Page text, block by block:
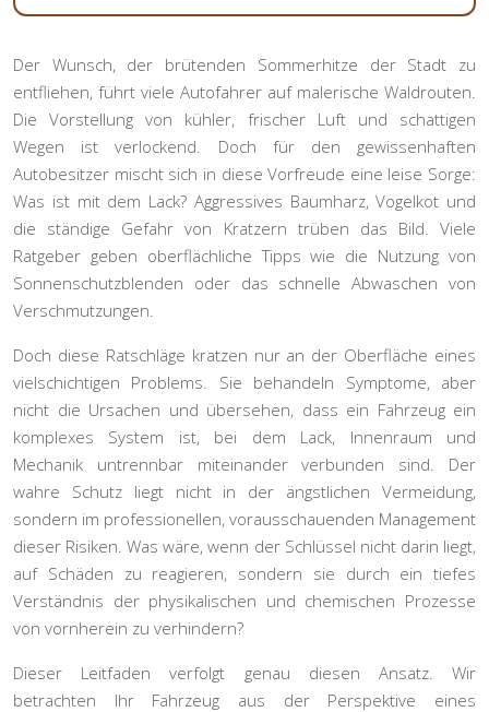
Der Wunsch, der brütenden Sommerhitze der Stadt zu
entfliehen, führt viele Autofahrer auf malerische Waldrouten.
Die Vorstellung von kühler, frischer Luft und schattigen
Wegen ist verlockend. Doch für den gewissenhaften
Autobesitzer mischt sich in diese Vorfreude eine leise Sorge:
Was ist mit dem Lack? Aggressives Baumharz, Vogelkot und
die ständige Gefahr von Kratzern trüben das Bild. Viele
Ratgeber geben oberflächliche Tipps wie die Nutzung von
Sonnenschutzblenden oder das schnelle Abwaschen von
Verschmutzungen.
Doch diese Ratschläge kratzen nur an der Oberfläche eines
vielschichtigen Problems. Sie behandeln Symptome, aber
nicht die Ursachen und übersehen, dass ein Fahrzeug ein
komplexes System ist, bei dem Lack, Innenraum und
Mechanik untrennbar miteinander verbunden sind. Der
wahre Schutz liegt nicht in der ängstlichen Vermeidung,
sondern im professionellen, vorausschauenden Management
dieser Risiken. Was wäre, wenn der Schlüssel nicht darin liegt,
auf Schäden zu reagieren, sondern sie durch ein tiefes
Verständnis der physikalischen und chemischen Prozesse
von vornherein zu verhindern?
Dieser Leitfaden verfolgt genau diesen Ansatz. Wir
betrachten Ihr Fahrzeug aus der Perspektive eines